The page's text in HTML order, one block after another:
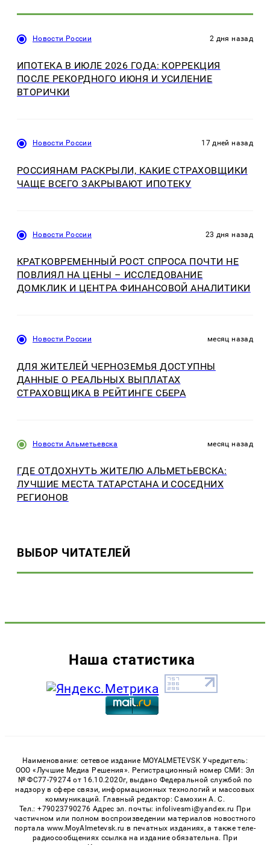
Новости России 2 дня назад
ИПОТЕКА В ИЮЛЕ 2026 ГОДА: КОРРЕКЦИЯ
ПОСЛЕ РЕКОРДНОГО ИЮНЯ И УСИЛЕНИЕ
ВТОРИЧКИ
Новости России 17 дней назад
РОССИЯНАМ РАСКРЫЛИ, КАКИЕ СТРАХОВЩИКИ
ЧАЩЕ ВСЕГО ЗАКРЫВАЮТ ИПОТЕКУ
Новости России 23 дня назад
КРАТКОВРЕМЕННЫЙ РОСТ СПРОСА ПОЧТИ НЕ
ПОВЛИЯЛ НА ЦЕНЫ – ИССЛЕДОВАНИЕ
ДОМКЛИК И ЦЕНТРА ФИНАНСОВОЙ АНАЛИТИКИ
Новости России месяц назад
ДЛЯ ЖИТЕЛЕЙ ЧЕРНОЗЕМЬЯ ДОСТУПНЫ
ДАННЫЕ О РЕАЛЬНЫХ ВЫПЛАТАХ
СТРАХОВЩИКА В РЕЙТИНГЕ СБЕРА
Новости Альметьевска месяц назад
ГДЕ ОТДОХНУТЬ ЖИТЕЛЮ АЛЬМЕТЬЕВСКА:
ЛУЧШИЕ МЕСТА ТАТАРСТАНА И СОСЕДНИХ
РЕГИОНОВ
ВЫБОР ЧИТАТЕЛЕЙ
Наша статистика
Наименование: сетевое издание MOYALMETEVSK Учредитель:
ООО «Лучшие Медиа Решения». Регистрационный номер СМИ: Эл
№ ФС77-79274 от 16.10.2020г, выдано Федеральной службой по
надзору в сфере связи, информационных технологий и массовых
коммуникаций. Главный редактор: Самохин А. С.
Тел.: +79023790276 Адрес эл. почты: infolivesmi@yandex.ru При
частичном или полном воспроизведении материалов новостного
портала www.MoyAlmetevsk.ru в печатных изданиях, а также теле-
радиосообщениях ссылка на издание обязательна. При